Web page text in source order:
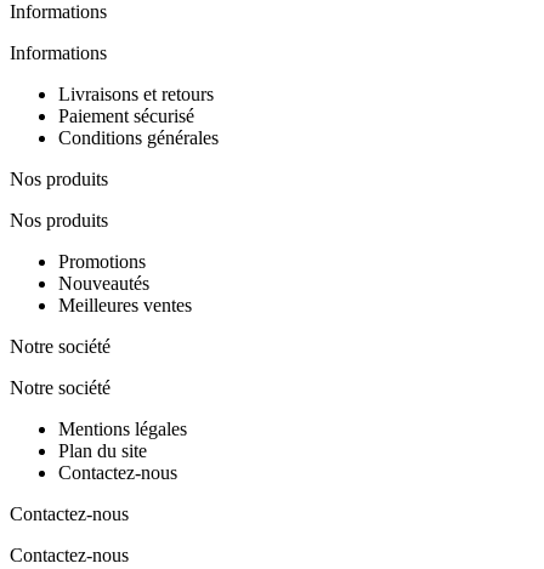
Informations
Informations
Livraisons et retours
Paiement sécurisé
Conditions générales
Nos produits
Nos produits
Promotions
Nouveautés
Meilleures ventes
Notre société
Notre société
Mentions légales
Plan du site
Contactez-nous
Contactez-nous
Contactez-nous